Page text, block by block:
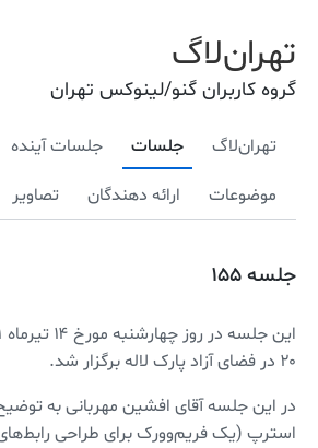
تهران‌لاگ
گروه کاربران گنو/لینوکس تهران
تهران‌لاگ جلسات جلسات آینده
موضوعات ارائه دهندگان تصاویر
جلسه ۱۵۵
۲۰ در فضای آزاد پارک لاله برگزار ‌شد.
در این جلسه آقای افشین مهربانی به
استرپ (یک فریم‌وورک برای طراحی رابط‌های